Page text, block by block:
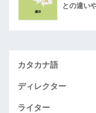
との違い
カタカナ語
ディレクター
ライター